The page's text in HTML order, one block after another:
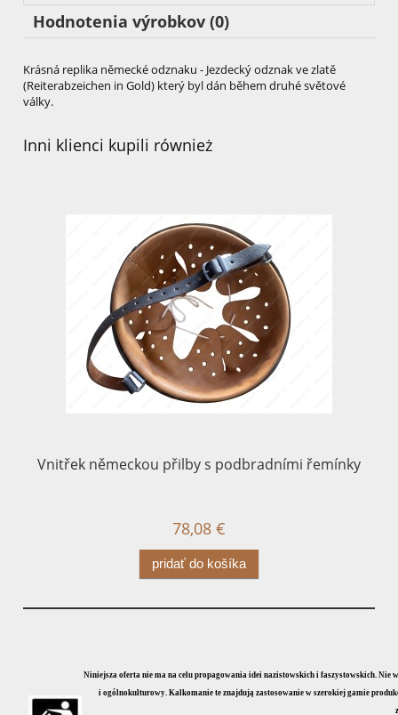
Hodnotenia výrobkov (0)
Krásná replika německé odznaku - Jezdecký odznak ve zlatě
(Reiterabzeichen in Gold) který byl dán během druhé světové
války.
Inni klienci kupili również
Vnitřek německou přilby s podbradními řemínky
78,08 €
pridať do košíka
Niniejsza oferta nie ma na celu propagowania idei nazistowskich i faszystowskich. Nie
i ogólnokulturowy. Kalkomanie te znajdują zastosowanie w szerokiej gamie